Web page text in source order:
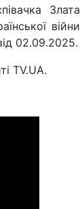
Злата
війни
02.09.2025.
TV.UA.